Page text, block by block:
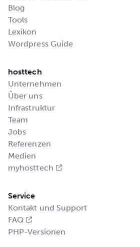
Blog
Tools
Lexikon
Wordpress Guide
hosttech
Unternehmen
Über uns
Infrastruktur
Team
Jobs
Referenzen
Medien
myhosttech
Service
Kontakt und Support
FAQ
PHP-Versionen